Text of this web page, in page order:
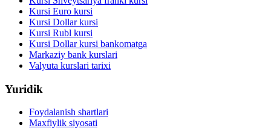
Kursi Euro kursi
Kursi Dollar kursi
Kursi Rubl kursi
Kursi Dollar kursi bankomatga
Markaziy bank kurslari
Valyuta kurslari tarixi
Yuridik
Foydalanish shartlari
Maxfiylik siyosati